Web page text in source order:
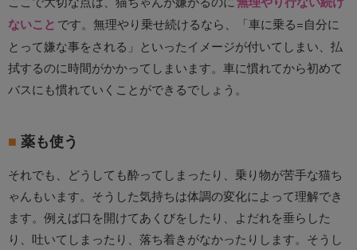
ないこと です。無理やり乗せ続けるなら、「車に乗る=自分に
とって嫌な事をされる」といったイメージが付いてしまい、払
拭するのに時間がかかってしまいます。車に慣れてから初めて
バスにも慣れていくことができるでしょう。
薬も使う
それでも、どうしても酔ってしまったり、乗り物が苦手な猫ち
ゃんもいます。そうした気持ちは体調の変化によって理解でき
ます。例えば口を開けてあくびをしたり、よだれを垂らした
り、吐いてしまったり、落ち着きがなかったりします。そうし